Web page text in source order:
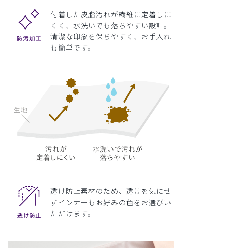
付着した皮脂汚れが繊維に定着しに
くく、水洗いでも落ちやすい設計。
清潔な印象を保ちやすく、お手入れ
も簡単です。
透け防止素材のため、透けを気にせ
ずインナーもお好みの色をお選びい
ただけます。